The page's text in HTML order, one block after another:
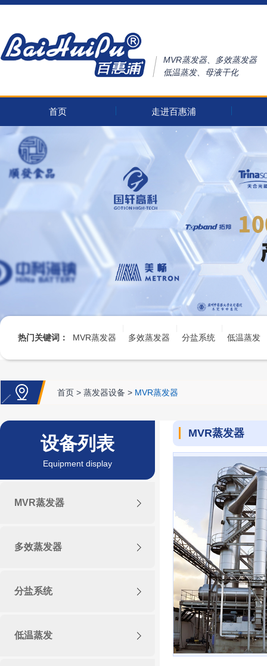
MVR蒸发器、多效蒸发器
低温蒸发、母液干化
首页 走进百惠浦
热门关键词： MVR蒸发器 多效蒸发器 分盐系统 低温蒸发
首页 > 蒸发器设备 > MVR蒸发器
设备列表
Equipment display
MVR蒸发器
多效蒸发器
分盐系统
低温蒸发
MVR蒸发器